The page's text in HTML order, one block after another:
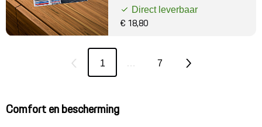
Direct leverbaar
€ 18,80
1 … 7
Comfort en bescherming